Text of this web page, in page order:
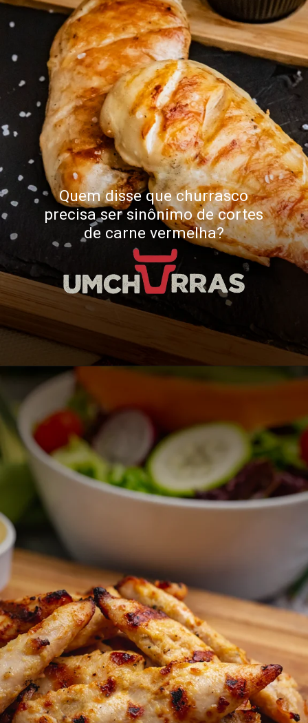
Quem disse que churrasco
precisa ser sinônimo de cortes
de carne vermelha?
Opening